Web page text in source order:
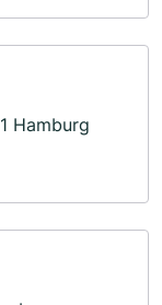
Hamburg